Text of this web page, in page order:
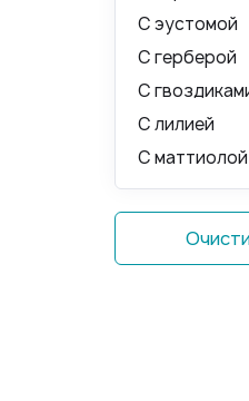
С эустомой
С герберой
С
С лилией
С маттиолой